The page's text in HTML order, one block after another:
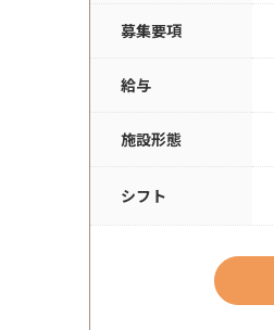
募集要項
給与
施設形態
シフト